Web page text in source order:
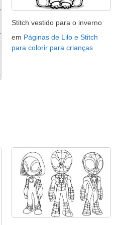
Stitch vestido para o inverno
em Páginas de Lilo e Stitch
para colorir para crianças